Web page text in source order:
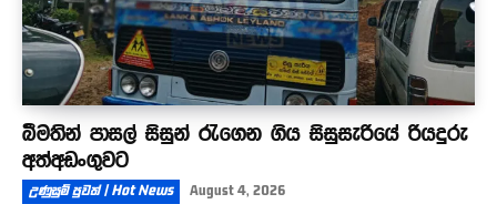
බීමතින් පාසල් සිසුන් රැගෙන ගිය සිසුසැරියේ රියදුරු
අත්අඩංගුවට
උණුසුම් පුවත් | Hot News August 4, 2026